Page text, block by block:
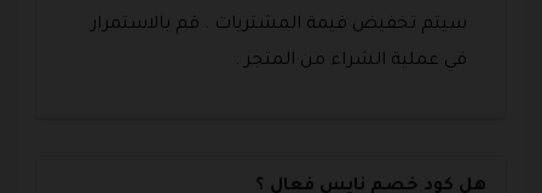
سيتم تخفيض قيمة المشتريات . قم بالاستمرار
في عملية الشراء من المتجر .
هل كود خصم نايس فعال ؟